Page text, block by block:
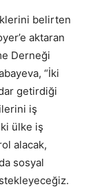
belirten
aktaran
Derneği
“İki
getirdiği
iş
ülke iş
alacak,
sosyal